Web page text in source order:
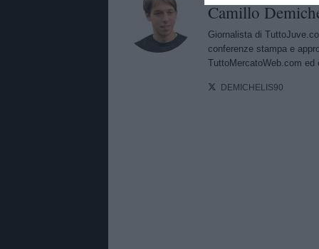
Camillo
Giornalista di
conferenze stampa e
TuttoMercatoWeb.com ed
DEMICHELIS90